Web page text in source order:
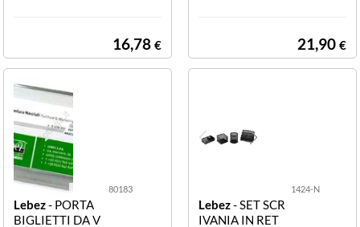
16,78 € 21,90 €
80183
Lebez- PORTA
BIGLIETTI DA V
1424-N
Lebez- SET SCR
IVANIA IN RET